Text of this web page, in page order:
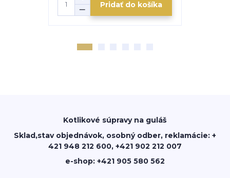
Pridať do košíka
Kotlikové súpravy na guláš
Sklad,stav objednávok, osobný odber, reklamácie: +
421 948 212 600, +421 902 212 007
e-shop: +421 905 580 562